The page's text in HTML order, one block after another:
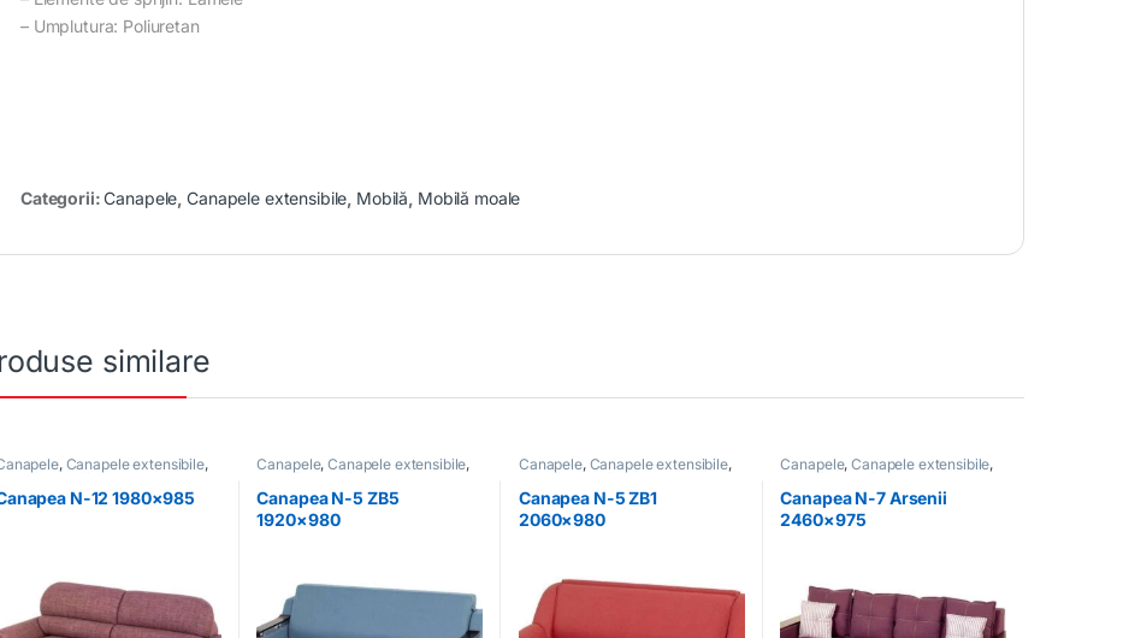
– Umplutura: Poliuretan
Categorii:Canapele,Canapele extensibile, Mobilă, Mobilă moale
similare
, Canapele extensibile,
Mobilă
Mobilă moale
N-12 1980×985
Canapele,Canapele extensibile,
Mobilă
Mobilă moale
Canapea N-5 ZB5
1920×980
Canapele, Canapele extensibile,
Mobilă
Mobilă moale
Canapea N-5 ZB1
2060×980
Canapele,Canapele extensibile,
Mobilă
Mobilă moale
Canapea N-7 Arsenii
2460×975